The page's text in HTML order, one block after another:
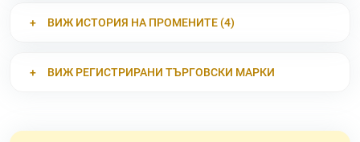
ВИЖ ИСТОРИЯ НА ПРОМЕНИТЕ (4)
ВИЖ РЕГИСТРИРАНИ ТЪРГОВСКИ МАРКИ